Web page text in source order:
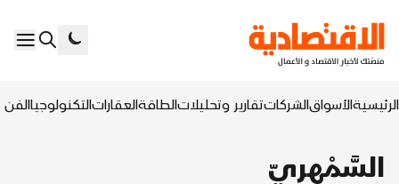
الرئيسيةالأسواقالشركاتتقارير وتحليلاتالطاقةالعقاراتالتكنولوجياالفن
السَّمْهريّ